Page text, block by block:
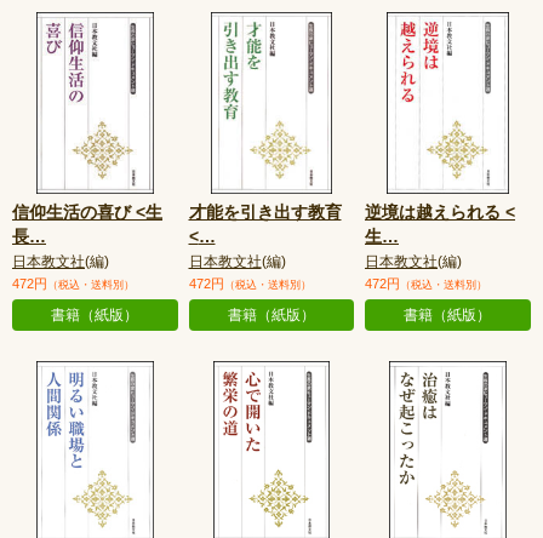
信仰生活の喜び <生
長…
日本教文社(編)
472円 （税込・送料別）
書籍（紙版）
才能を引き出す教育
<…
日本教文社(編)
472円 （税込・送料別）
書籍（紙版）
逆境は越えられる <
生…
日本教文社(編)
472円 （税込・送料別）
書籍（紙版）